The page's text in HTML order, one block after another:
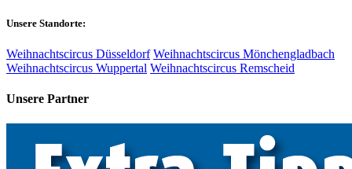
Unsere Standorte:
Weihnachtscircus Düsseldorf Weihnachtscircus Mönchengladbach
Weihnachtscircus Wuppertal Weihnachtscircus Remscheid
Unsere Partner